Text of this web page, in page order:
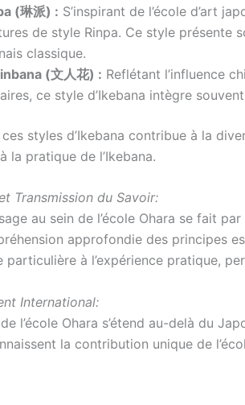
(琳派) : S’inspirant de l’école d’art
de style Rinpa. Ce style présente
classique.
(文人花) : Reflétant l’influence
ce style d’Ikebana intègre
styles d’Ikebana contribue à la
la pratique de l’Ikebana.
Transmission du Savoir:
au sein de l’école Ohara se fait
approfondie des principes
particulière à l’expérience pratique,
International:
de l’école Ohara s’étend au-delà du
la contribution unique de